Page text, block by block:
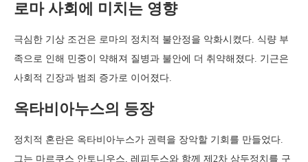
로마 사회에 미치는 영향
극심한 기상 조건은 로마의 정치적 불안정을 악화시켰다. 식량 부
족으로 인해 민중이 약해져 질병과 불안에 더 취약해졌다. 기근은
사회적 긴장과 범죄 증가로 이어졌다.
옥타비아누스의 등장
정치적 혼란은 옥타비아누스가 권력을 장악할 기회를 만들었다.
그는 마르쿠스 안토니우스, 레피두스와 함께 제2차 삼두정치를 구